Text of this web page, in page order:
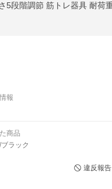
5段階調節 筋トレ器具 耐荷
報
商品
ラック
違反報告